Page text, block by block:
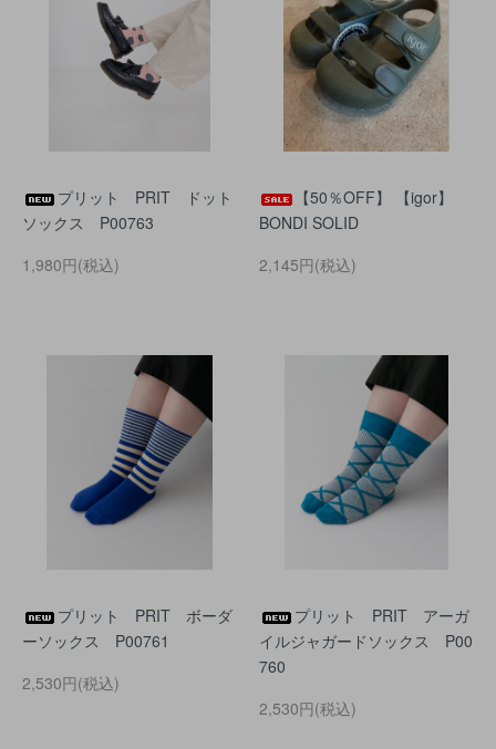
プリット PRIT ドット
ソックス P00763
1,980円(税込)
【50％OFF】 【igor】
BONDI SOLID
2,145円(税込)
プリット PRIT ボーダ
ーソックス P00761
2,530円(税込)
プリット PRIT アーガ
イルジャガードソックス P00
760
2,530円(税込)